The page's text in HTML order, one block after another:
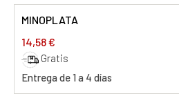
MINOPLATA
14,58 €
Gratis
Entrega de 1 a 4 días